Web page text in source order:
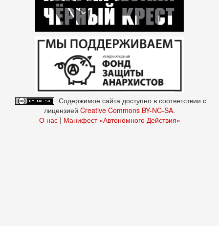
Содержимое сайта доступно в соответствии с
лицензией Creative Commons BY-NC-SA.
О нас| Манифест «Автономного Действия»